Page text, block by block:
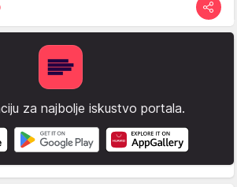
za najbolje iskustvo portala.